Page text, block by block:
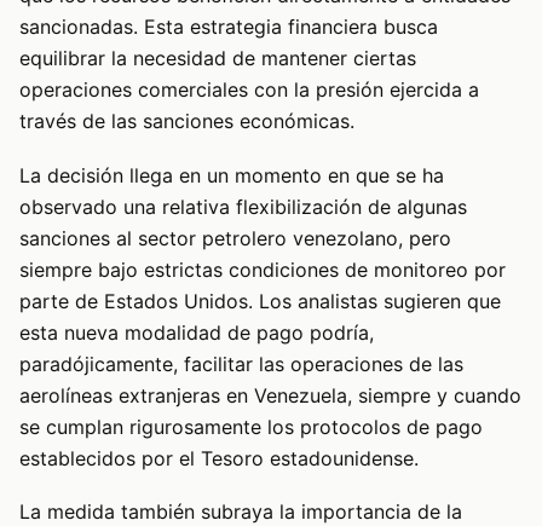
sancionadas. Esta estrategia financiera busca
equilibrar la necesidad de mantener ciertas
operaciones comerciales con la presión ejercida a
través de las sanciones económicas.
La decisión llega en un momento en que se ha
observado una relativa flexibilización de algunas
sanciones al sector petrolero venezolano, pero
siempre bajo estrictas condiciones de monitoreo por
parte de Estados Unidos. Los analistas sugieren que
esta nueva modalidad de pago podría,
paradójicamente, facilitar las operaciones de las
aerolíneas extranjeras en Venezuela, siempre y cuando
se cumplan rigurosamente los protocolos de pago
establecidos por el Tesoro estadounidense.
La medida también subraya la importancia de la